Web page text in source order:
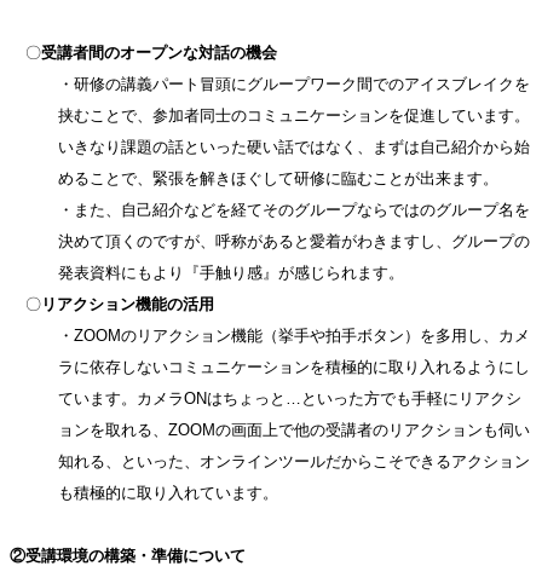
〇受講者間のオープンな対話の機会
・研修の講義パート冒頭にグループワーク間でのアイスブレイクを
挟むことで、参加者同士のコミュニケーションを促進しています。
いきなり課題の話といった硬い話ではなく、まずは自己紹介から始
めることで、緊張を解きほぐして研修に臨むことが出来ます。
・また、自己紹介などを経てそのグループならではのグループ名を
決めて頂くのですが、呼称があると愛着がわきますし、グループの
発表資料にもより『手触り感』が感じられます。
〇 リアクション機能の活用
・ZOOMのリアクション機能（挙手や拍手ボタン）を多用し、カメ
ラに依存しないコミュニケーションを積極的に取り入れるようにし
ています。カメラONはちょっと…といった方でも手軽にリアクシ
ョンを取れる、ZOOMの画面上で他の受講者のリアクションも伺い
知れる、といった、オンラインツールだからこそできるアクション
も積極的に取り入れています。
②受講環境の構築・準備について